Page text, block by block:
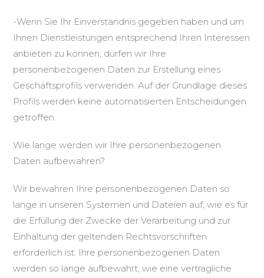
-Wenn Sie Ihr Einverständnis gegeben haben und um
Ihnen Dienstleistungen entsprechend Ihren Interessen
anbieten zu können, dürfen wir Ihre
personenbezogenen Daten zur Erstellung eines
Geschäftsprofils verwenden. Auf der Grundlage dieses
Profils werden keine automatisierten Entscheidungen
getroffen.
Wie lange werden wir Ihre personenbezogenen
Daten aufbewahren?
Wir bewahren Ihre personenbezogenen Daten so
lange in unseren Systemen und Dateien auf, wie es für
die Erfüllung der Zwecke der Verarbeitung und zur
Einhaltung der geltenden Rechtsvorschriften
erforderlich ist. Ihre personenbezogenen Daten
werden so lange aufbewahrt, wie eine vertragliche